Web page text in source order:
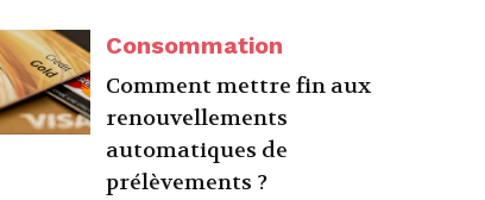
Consommation
Comment mettre fin aux
renouvellements
automatiques de
prélèvements ?